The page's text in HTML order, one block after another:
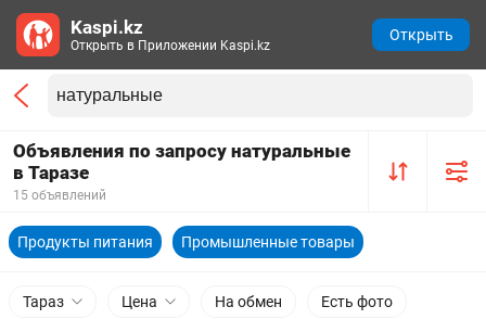
Объявления по запросу натуральные
в Таразе
15 объявлений
Продукты питания Промышленные товары
Тараз Цена На обмен Есть фото
Kaspi.kz
Открыть в Приложении Kaspi.kz
Открыть